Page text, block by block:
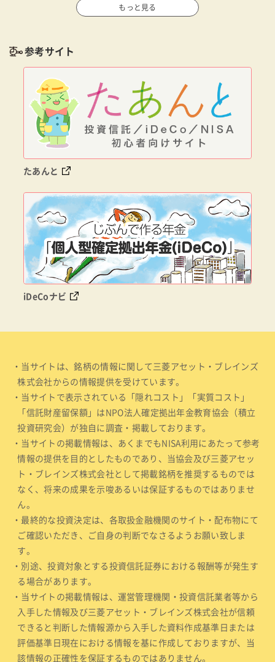
もっと見る
参考サイト
たあんと
iDeCoナビ
・当サイトは、銘柄の情報に関して三菱アセット・ブレインズ
株式会社からの情報提供を受けています。
・当サイトで表示されている「隠れコスト」「実質コスト」
「信託財産留保額」はNPO法人確定拠出年金教育協会（積立
投資研究会）が独自に調査・掲載しております。
・当サイトの掲載情報は、あくまでもNISA利用にあたって参考
情報の提供を目的としたものであり、当協会及び三菱アセッ
ト・ブレインズ株式会社として掲載銘柄を推奨するものでは
なく、将来の成果を示唆あるいは保証するものではありませ
ん。
・最終的な投資決定は、各取扱金融機関のサイト・配布物にて
ご確認いただき、ご自身の判断でなさるようお願い致しま
す。
・別途、投資対象とする投資信託証券における報酬等が発生す
る場合があります。
・当サイトの掲載情報は、運営管理機関・投資信託業者等から
入手した情報及び三菱アセット・ブレインズ株式会社が信頼
できると判断した情報源から入手した資料作成基準日または
評価基準日現在における情報を基に作成しておりますが、当
該情報の正確性を保証するものではありません。